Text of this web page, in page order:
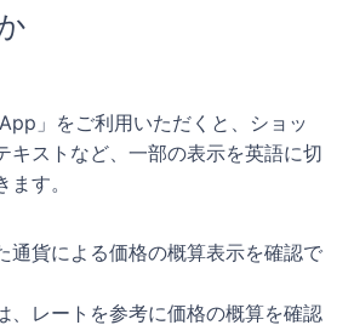
」をご利用いただくと、ショッ
キストなど、一部の表示を英語に切
す。
通貨による価格の概算表示を確認で
、レートを参考に価格の概算を確認